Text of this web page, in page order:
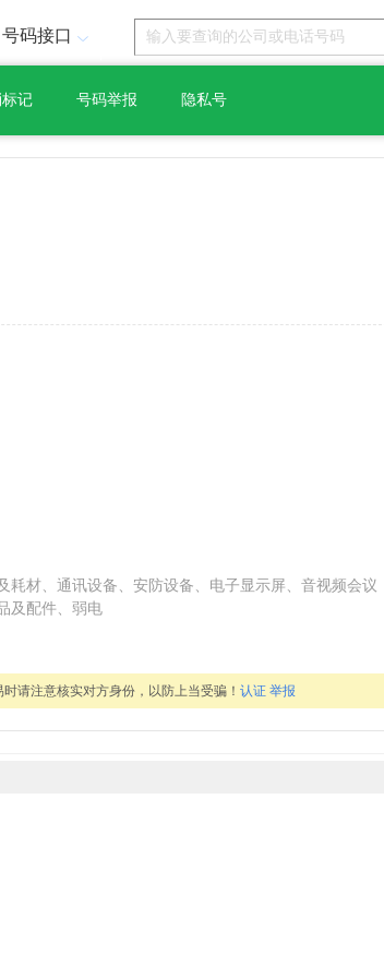
号码接口
记 号码举报 隐私号
材、通讯设备、安防设备、电子显示屏、音视频会议
及配件、弱电
请注意核实对方身份，以防上当受骗！ 认证 举报